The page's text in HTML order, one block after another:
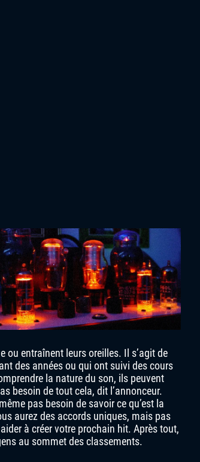
ou entraînent leurs oreilles. Il s’agit de
des années ou qui ont suivi des cours
la nature du son, ils peuvent
besoin de tout cela, dit l’annonceur.
pas besoin de savoir ce qu’est la
aurez des accords uniques, mais pas
à créer votre prochain hit. Après tout,
au sommet des classements.